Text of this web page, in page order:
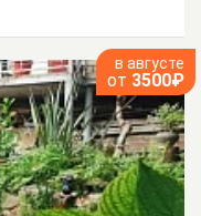
в августе
от 3500₽